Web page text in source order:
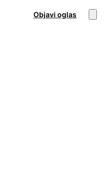
Objavi oglas